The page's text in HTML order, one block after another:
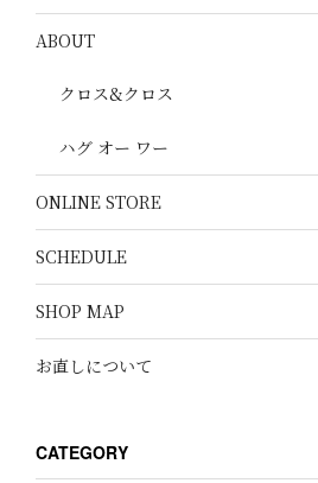
ABOUT
クロス&クロス
ハグ オー ワー
ONLINE STORE
SCHEDULE
SHOP MAP
お直しについて
CATEGORY